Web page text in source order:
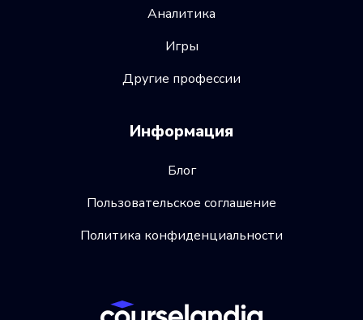
Аналитика
Игры
Другие профессии
Информация
Блог
Пользовательское соглашение
Политика конфиденциальности